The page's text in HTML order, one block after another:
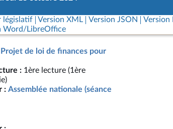
législatif Version XML Version JSON
Version
Word/LibreOffice
Projet de loi de finances pour
: 1ère lecture (1ère
: Assemblée nationale (séance